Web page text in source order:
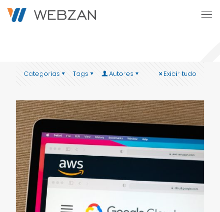
Categorias Tags Autores Exibir tudo